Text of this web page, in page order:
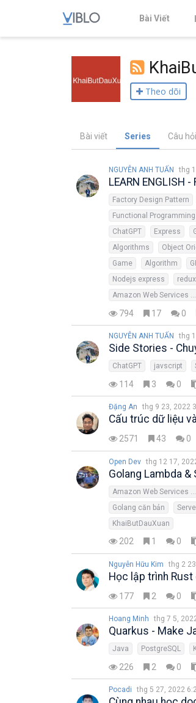
Bài Viết
Theo dõi
Bài viết Series Câu hỏi
NGUYỄN ANH TUẤN thg
LEARN ENGLISH
Factory Design Pattern
Functional Programming
ChatGPT
Express
Algorithms
Game
Algorithm
Nodejs express
redux
Amazon Web Services (AWS)
794 17 0
NGUYỄN ANH TUẤN thg
Side Stories -
ChatGPT javscript
114 3 0
Đặng An thg 9 23, 2022
Cấu trúc dữ liệu
2571 43 0
Open Dev thg 12 17,
Golang Lambda
Amazon Web Services (AWS)
Golang căn bản
KhaiButDauXuan
202 1 0
Nguyễn Hữu Kim thg 2
Học lập trình
177 2 0
Hoang Minh thg 7 5,
Quarkus - Make
Java PostgreSQL
226 2 0
Pocadi thg 5 27, 2022